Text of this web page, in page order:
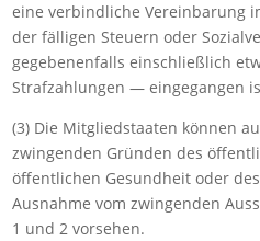
eine verbindliche Vereinbarung
der fälligen Steuern oder
gegebenenfalls einschließlich
Strafzahlungen — eingegangen
(3) Die Mitgliedstaaten können
zwingenden Gründen des
öffentlichen Gesundheit oder
Ausnahme vom zwingenden
1 und 2 vorsehen.